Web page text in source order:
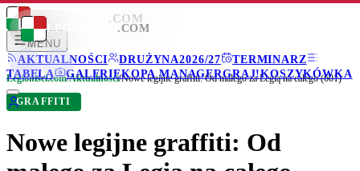
LEGIONISCI .COM
MENU
AKTUALNOŚCI
DRUŻYNA2026/27
TERMINARZ
TABELA
GALERIEKOPA MANAGERGRAJ!KOSZYKÓWKA
LEGIONISCI .COM
Legionisci.com/Aktualności/Nowe legijne graffiti: Od małego za Legią na całego (601)
GRAFFITI
Nowe legijne graffiti: Od